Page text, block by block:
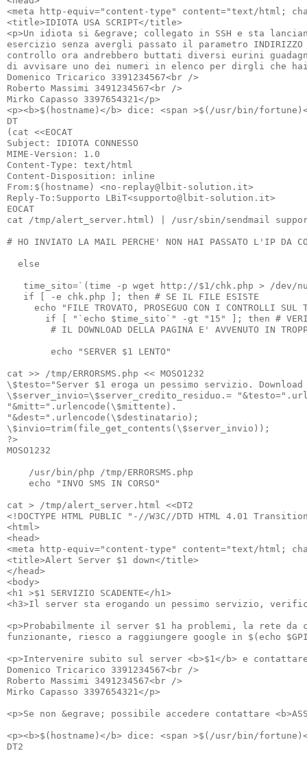
<meta http-equiv="content-type" content="text/html;
<title>IDIOTA USA SCRIPT</title>
<p>Un idiota si &egrave; collegato in SSH e sta
esercizio senza avergli passato il parametro
controllo ora andrebbero buttati diversi eurini
di avvisare uno dei numeri in elenco per dirgli che
Domenico Tricarico 3391234567<br />
Roberto Massimi 3491234567<br />
Mirko Capasso 3397654321</p>
<p><b>$(hostname)</b> dice: <span >$(/usr/bin/
DT
(cat <<EOCAT
Subject: IDIOTA CONNESSO
MIME-Version: 1.0
Content-Type: text/html
Content-Disposition: inline
From:$(hostname) <no-replay@lbit-solution.it>
Reply-To:Supporto LBiT<supporto@lbit-solution.it>
EOCAT
cat /tmp/alert_server.html) | /usr/sbin/sendmail
# HO INVIATO LA MAIL PERCHE' NON HAI PASSATO L'IP DA
  else
time_sito=`(time -p wget http://$1/chk.php > /dev/
   if [ -e chk.php ]; then # SE IL FILE ESISTE
echo "FILE TROVATO, PROSEGUO CON I CONTROLLI SUL
if [ "`echo $time_sito`" -gt "15" ]; then #
# IL DOWNLOAD DELLA PAGINA E' AVVENUTO IN
        echo "SERVER $1 LENTO"
cat >> /tmp/ERRORSMS.php << MOSO1232
\$testo="Server $1 eroga un pessimo servizio. Download
\$server_invio=\$server_credito_residuo.=
"&mitt=".urlencode(\$mittente).
"&dest=".urlencode(\$destinatario);
\$invio=trim(file_get_contents(\$server_invio));
?>
MOSO1232
    /usr/bin/php /tmp/ERRORSMS.php
    echo "INVO SMS IN CORSO"
cat > /tmp/alert_server.html <<DT2
<!DOCTYPE HTML PUBLIC "-//W3C//DTD HTML 4.01
<html>
<head>
<meta http-equiv="content-type" content="text/html;
<title>Alert Server $1 down</title>
</head>
<body>
<h1 >$1 SERVIZIO SCADENTE</h1>
<h3>Il server sta erogando un pessimo servizio,
<p>Probabilmente il server $1 ha problemi, la rete da
funzionante, riesco a raggiungere google in $(echo
<p>Intervenire subito sul server <b>$1</b> e
Domenico Tricarico 3391234567<br />
Roberto Massimi 3491234567<br />
Mirko Capasso 3397654321</p>
<p>Se non &egrave; possibile accedere contattare
<p><b>$(hostname)</b> dice: <span >$(/usr/bin/
DT2